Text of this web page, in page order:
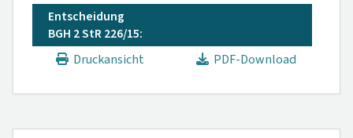
Entscheidung
BGH 2 StR 226/15:
Druckansicht
PDF-Download